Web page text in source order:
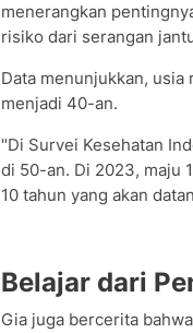
menerangkan
risiko dari serangan
Data menunjukkan,
menjadi 40-an.
"Di Survei Kesehatan
di 50-an. Di 2023, maju
10 tahun yang akan
Belajar dari
Gia juga bercerita